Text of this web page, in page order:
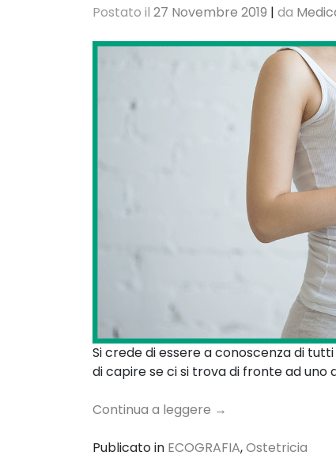
Postato il 27 Novembre 2019 | da
Si crede di essere a conoscenza di
di capire se ci si trova di fronte ad uno
Continua a leggere →
Publicato in ECOGRAFIA,Ostetricia